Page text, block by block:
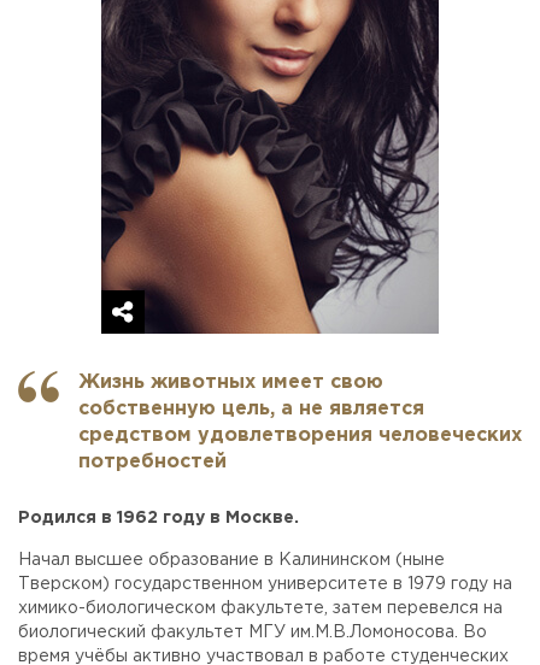
Жизнь животных имеет свою
собственную цель, а не является
средством удовлетворения человеческих
потребностей
Родился в 1962 году в Москве.
Начал высшее образование в Калининском (ныне
Тверском) государственном университете в 1979 году на
химико-биологическом факультете, затем перевелся на
биологический факультет МГУ им.М.В.Ломоносова. Во
время учёбы активно участвовал в работе студенческих